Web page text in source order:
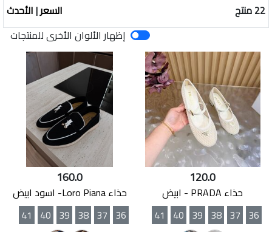
22 منتج السعر|الأحدث
إظهار الألوان الأخرى للمنتجات
120.0
حذاء PRADA - ابيض
36
37
38
39
40
41
160.0
حذاء Loro Piana- اسود ابيض
36
37
38
39
40
41